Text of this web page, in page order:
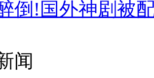
倒!国外神剧被
闻